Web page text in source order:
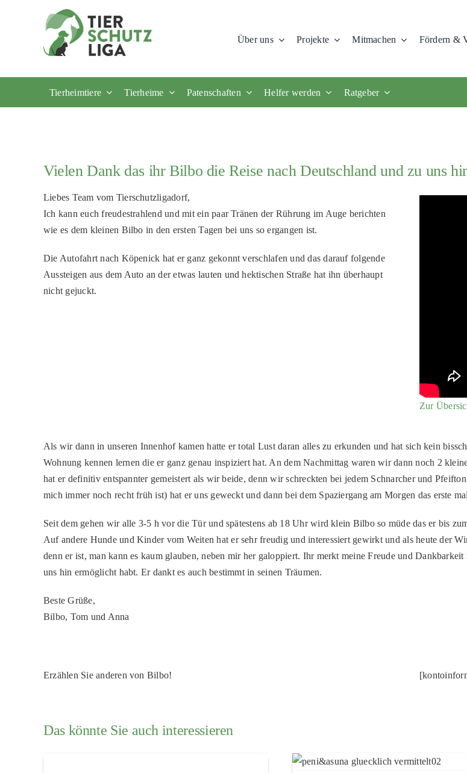
Über uns Projekte Mitmachen Fördern &
Tierheimtiere Tierheime Patenschaften Helfer werden Ratgeber
Vielen Dank das ihr Bilbo die Reise nach Deutschland und zu uns
Liebes Team vom Tierschutzligadorf,
Ich kann euch freudestrahlend und mit ein paar Tränen der Rührung im Auge berichten
wie es dem kleinen Bilbo in den ersten Tagen bei uns so ergangen ist.
Die Autofahrt nach Köpenick hat er ganz gekonnt verschlafen und das darauf folgende
Aussteigen aus dem Auto an der etwas lauten und hektischen Straße hat ihn überhaupt
nicht gejuckt.
Zur
Als wir dann in unseren Innenhof kamen hatte er total Lust daran alles zu erkunden und hat sich kein
Wohnung kennen lernen die er ganz genau inspiziert hat. An dem Nachmittag waren wir dann noch 2
hat er definitiv entspannter gemeistert als wir beide, denn wir schreckten bei jedem Schnarcher und
mich immer noch recht früh ist) hat er uns geweckt und dann bei dem Spaziergang am Morgen das erste
Seit dem gehen wir alle 3-5 h vor die Tür und spätestens ab 18 Uhr wird klein Bilbo so müde das er bis
Auf andere Hunde und Kinder vom Weiten hat er sehr freudig und interessiert gewirkt und als heute der
denn er ist, man kann es kaum glauben, neben mir her galoppiert. Ihr merkt meine Freude und
uns hin ermöglicht habt. Er dankt es auch bestimmt in seinen Träumen.
Beste Grüße,
Bilbo, Tom und Anna
Erzählen Sie anderen von Bilbo!
Das könnte Sie auch interessieren